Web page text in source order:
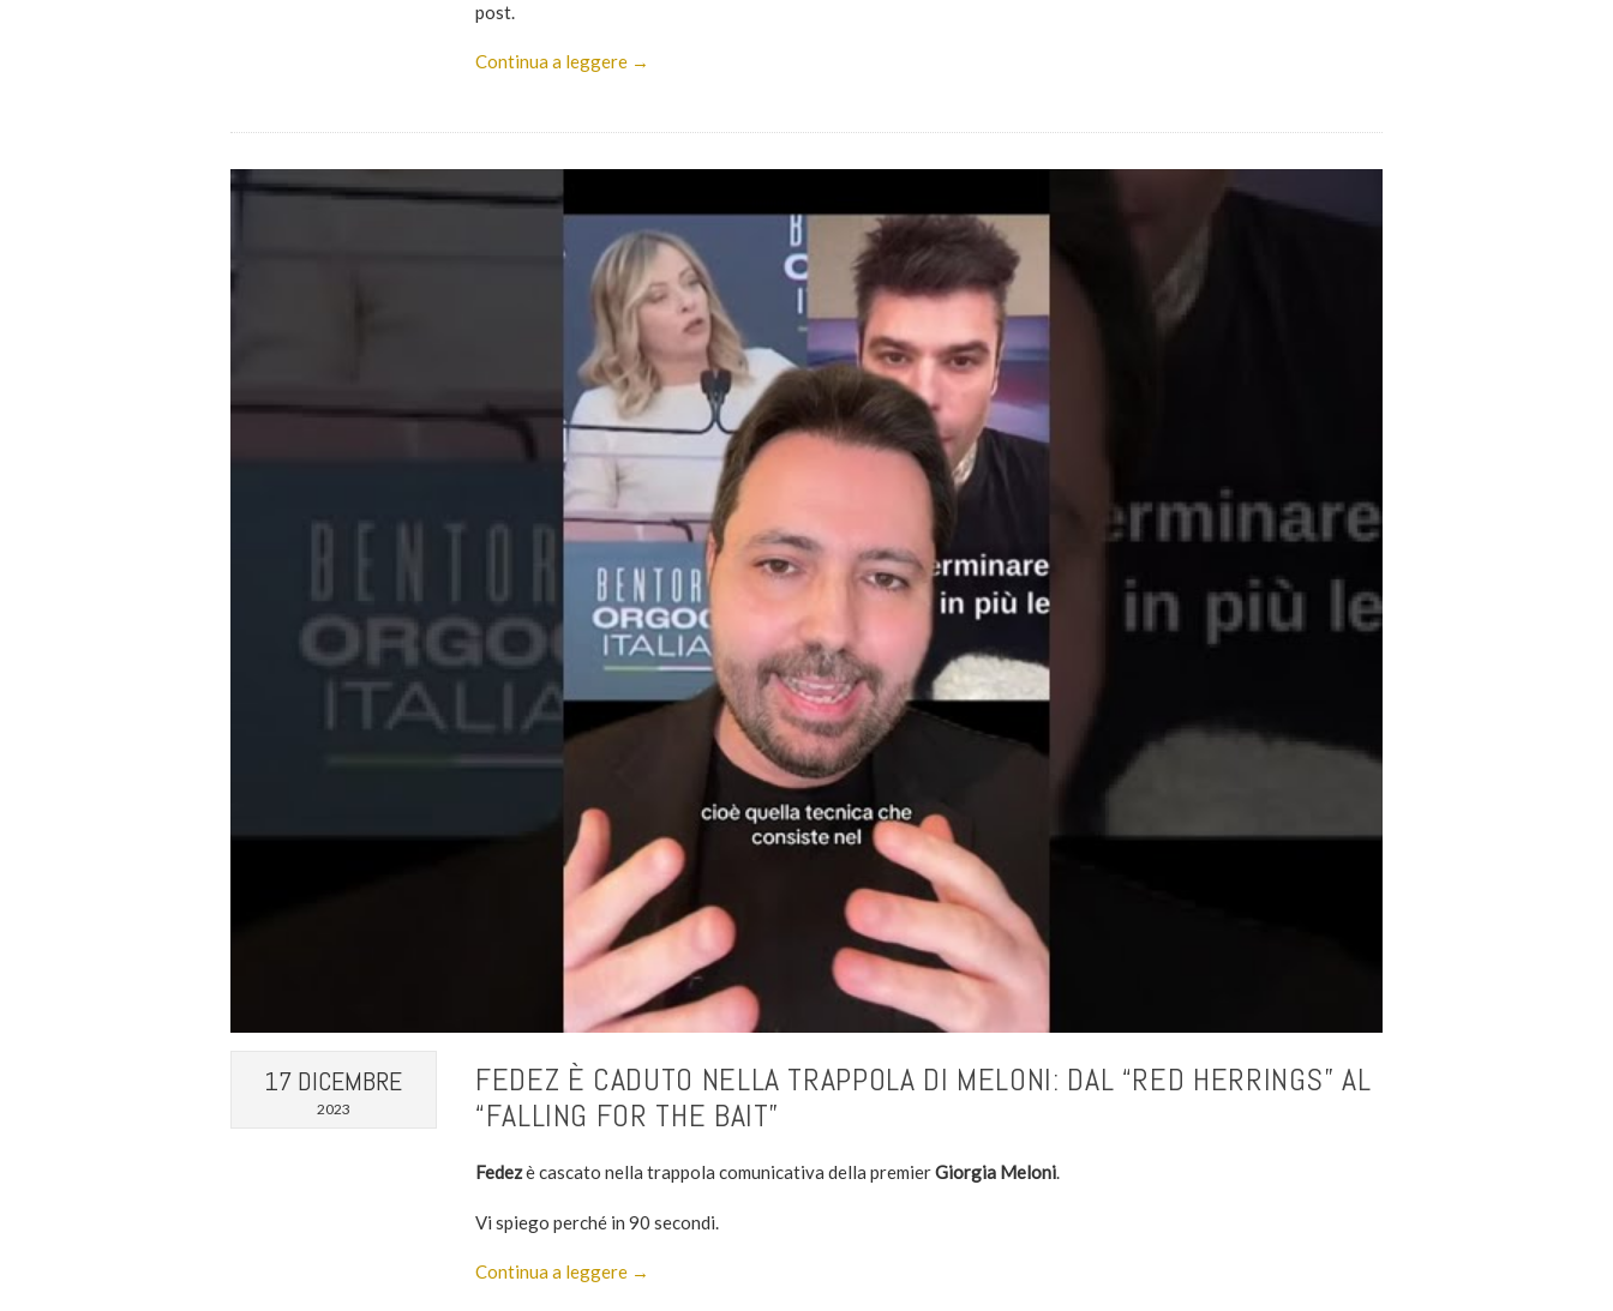
post.
Continua a leggere →
17 DICEMBRE
2023
FEDEZ È CADUTO NELLA TRAPPOLA DI MELONI: DAL “RED HERRINGS” AL
“FALLING FOR THE BAIT”
Fedezè cascato nella trappola comunicativa della premierGiorgia Meloni.
Vi spiego perché in 90 secondi.
Continua a leggere →